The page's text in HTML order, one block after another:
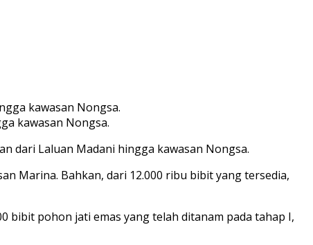
kawasan Nongsa.
dari Laluan Madani hingga kawasan Nongsa.
Marina. Bahkan, dari 12.000 ribu bibit yang tersedia,
bibit pohon jati emas yang telah ditanam pada tahap I,